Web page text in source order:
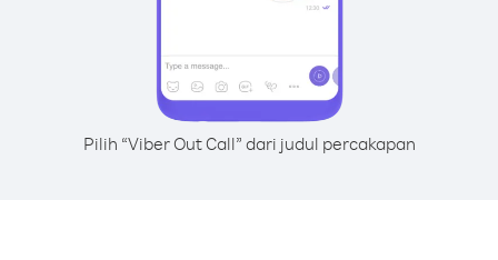
Pilih “Viber Out Call” dari judul percakapan